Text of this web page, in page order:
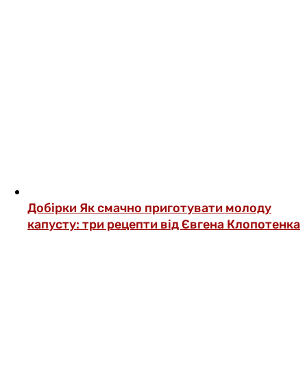
Добірки Як смачно приготувати молоду
капусту: три рецепти від Євгена Клопотенка